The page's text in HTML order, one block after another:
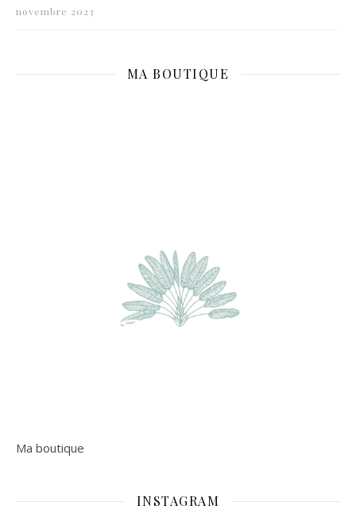
novembre 2023
MA BOUTIQUE
Ma boutique
INSTAGRAM